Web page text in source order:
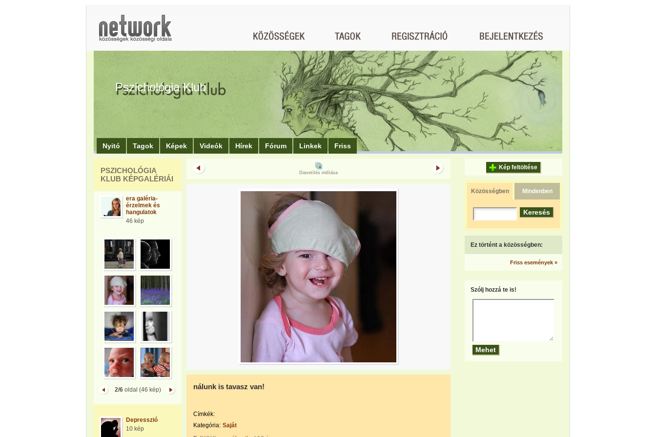
Pszichológia Klub
Nyitó Tagok Képek Videók Hírek Fórum Linkek Friss
PSZICHOLÓGIA
KLUB KÉPGALÉRIÁI
era galéria-
érzelmek és
hangulatok
46 kép
2/6oldal (46 kép)
Depresszió
10 kép
Diavetítés indítása
nálunk is tavasz van!
Címkék:
Kategória: Saját
Kép feltöltése
Közösségben Mindenben
Ez történt a közösségben:
Friss események »
Szólj hozzá te is!